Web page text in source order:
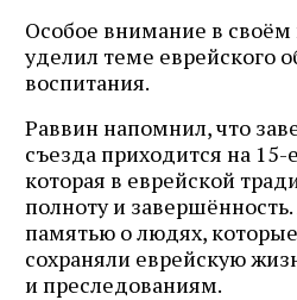
Особое внимание в
уделил теме еврейского
воспитания.
Раввин напомнил, что
съезда приходится на 15-
которая в еврейской
полноту и
памятью о людях,
сохраняли еврейскую
и преследованиям.